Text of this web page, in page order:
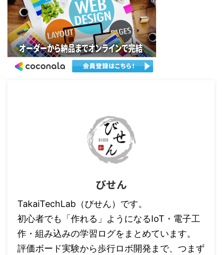
びせん
TakaiTechLab（びせん）です。
初心者でも「作れる」ようになるIoT・電子工
作・組み込みの学習ログをまとめています。
評価ボード実験から歩行ロボ開発まで、つまず